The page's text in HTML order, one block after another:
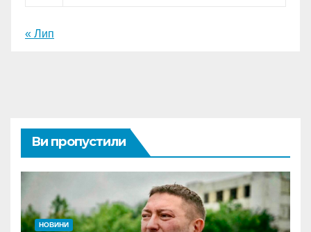
« Лип
Ви пропустили
НОВИНИ